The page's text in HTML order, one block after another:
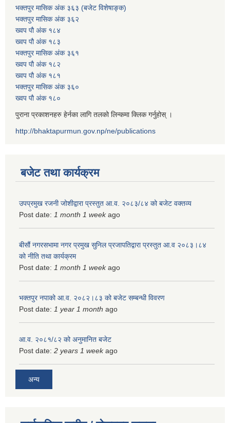
भक्तपुर मासिक अंक ३६३ (बजेट विशेषाङ्क)
भक्तपुर मासिक अंक ३६२
ख्वप पौ अंक १८४
ख्वप पौ अंक १८३
भक्तपुर मासिक अंक ३६१
ख्वप पौ अंक १८२
ख्वप पौ अंक १८१
भक्तपुर मासिक अंक ३६०
ख्वप पौ अंक १८०
पुराना प्रकाशनहरु हेर्नका लागि तलको लिन्कमा क्लिक गर्नुहोस् ।
http://bhaktapurmun.gov.np/ne/publications
बजेट तथा कार्यक्रम
उपप्रमुख रजनी जोशीद्वारा प्रस्तुत आ.व. २०८३/८४ को बजेट वक्तव्य
Post date: 1 month 1 weekago
बीसौं नगरसभामा नगर प्रमुख सुनिल प्रजापतिद्वारा प्रस्तुत आ.व‍ २०८३।८४
को नीति तथा कार्यक्रम
Post date: 1 month 1 weekago
भक्तपुर नपाको आ.व. २०८२।८३ को बजेट सम्बन्धी विवरण
Post date: 1 year 1 month ago
आ.व. २०८१/८२ को अनुमानित बजेट
Post date: 2 years 1 weekago
अन्य